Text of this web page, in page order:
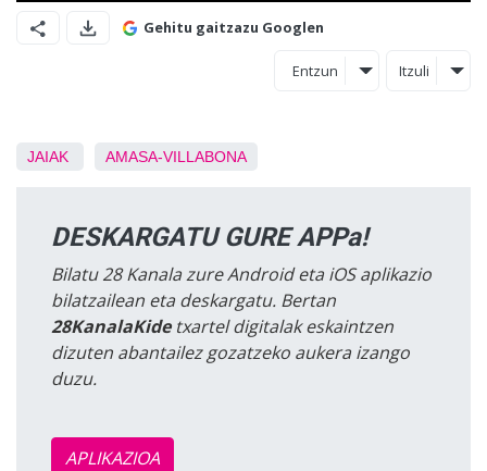
Gehitu gaitzazu Googlen
Entzun Itzuli
JAIAK AMASA-VILLABONA
DESKARGATU GURE APPa!
Bilatu 28 Kanala zure Android eta iOS aplikazio
bilatzailean eta deskargatu. Bertan
28KanalaKidetxartel digitalak eskaintzen
dizuten abantailez gozatzeko aukera izango
duzu.
APLIKAZIOA